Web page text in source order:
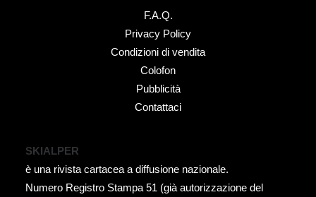
F.A.Q.
Privacy Policy
Condizioni di vendita
Colofon
Pubblicità
Contattaci
SKIALPER
è una rivista cartacea a diffusione nazionale.
Numero Registro Stampa 51 (già autorizzazione del